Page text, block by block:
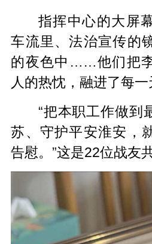
指挥中心的大屏
车流里、法治宣传的
的夜色中……他们把
人的热忱，融进了每一
“把本职工作做到
苏、守护平安淮安，
告慰。”这是22位战友